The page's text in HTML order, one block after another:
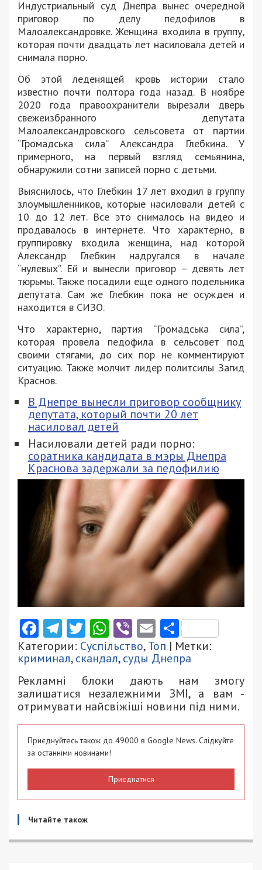
Индустриальный суд Днепра вынес очередной
приговор по делу педофилов в
Малоалександровке. Женщина входила в группу,
которая почти двадцать лет насиловала детей и
снимала порно.
Об этой леденящей кровь истории стало
известно почти полтора года назад. В ноябре
2020 года правоохранители вырезали дверь
свежеизбранного депутата
Малоалександровского сельсовета от партии
“Громадська сила” Александра Глебкина. У
примерного, на первый взгляд семьянина,
обнаружили сотни записей порно с детьми.
Выяснилось, что Глебкин 17 лет входил в группу
злоумышленников, которые насиловали детей с
10 до 12 лет. Все это снималось на видео и
продавалось в интернете. Что характерно, в
группировку входила женщина, над которой
Александр Глебкин надругался в начале
“нулевых”. Ей и вынесли приговор – девять лет
тюрьмы. Также посадили еще одного подельника
депутата. Сам же Глебкин пока не осужден и
находится в СИЗО.
Что характерно, партия “Громадська сила”,
которая провела педофила в сельсовет под
своими стягами, до сих пор не комментируют
ситуацию. Также молчит лидер политсилы Загид
Краснов.
В Днепре вынесли приговор сообщнику
депутата, который почти 20 лет
насиловал детей
Насиловали детей ради порно:
соратника кандидата в мэры Днепра
Краснова задержали за педофилию
Facebook
Telegram
Twitter
WhatsApp
ViberEmail
Категории: Суспільство,Топ | Метки:
криминал,скандал,суды Днепра
Рекламні блоки дають нам змогу
залишатися незалежними ЗМІ, а вам -
отримувати найсвіжіші новини під ними.
Приєднуйтесь також до 49000 в Google News. Слідкуйте
за останніми новинами!
Приєднатися
Читайте також